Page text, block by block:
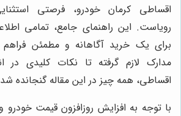
اقساطی کرمان خودرو، فرصتی
رویاست. این راهنمای جامع، تمامی
برای یک خرید آگاهانه و مطمئن
مدارک لازم گرفته تا نکات کلیدی در
اقساطی، همه چیز در این مقاله گنجانده
با توجه به افزایش روزافزون قیمت خودرو